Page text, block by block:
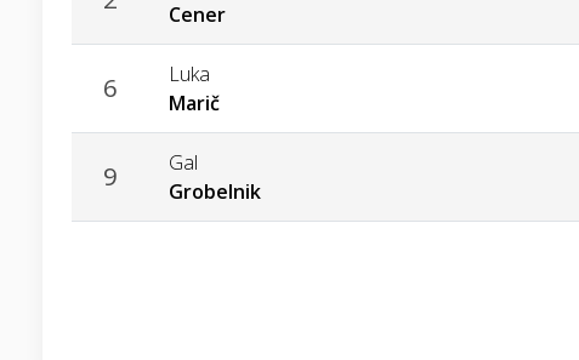
Cener
6
Luka
Marič
9
Gal
Grobelnik